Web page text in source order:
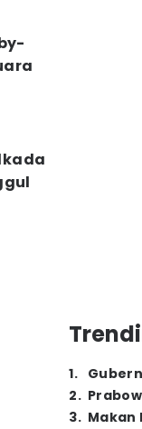
1.
2.
3. Makan